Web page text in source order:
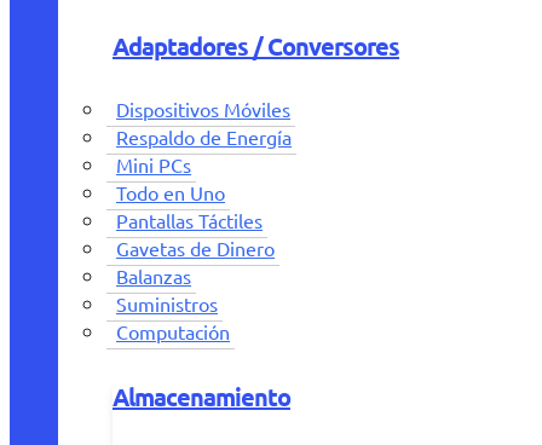
Adaptadores / Conversores
Dispositivos Móviles
Respaldo de Energía
Mini PCs
Todo en Uno
Pantallas Táctiles
Gavetas de Dinero
Balanzas
Suministros
Computación
Almacenamiento